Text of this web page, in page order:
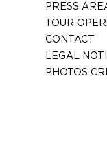
PRESS
TOUR
CONTACT
LEGAL
PHOTOS